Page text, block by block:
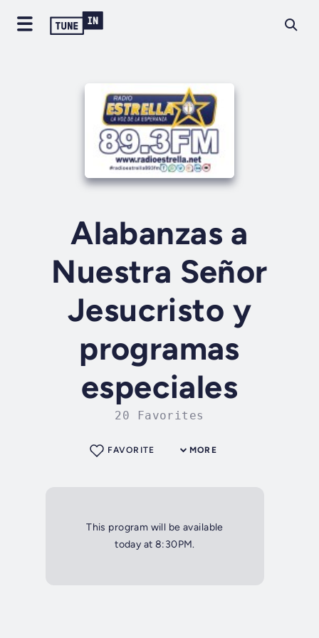
Alabanzas a
Nuestra Señor
Jesucristo y
programas
especiales
20 Favorites
MORE
FAVORITE
This program will be available
today at 8:30PM.